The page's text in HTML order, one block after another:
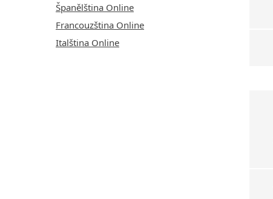
Španělština Online
Francouzština Online
Italština Online